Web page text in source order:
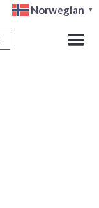
Norwegian ▼